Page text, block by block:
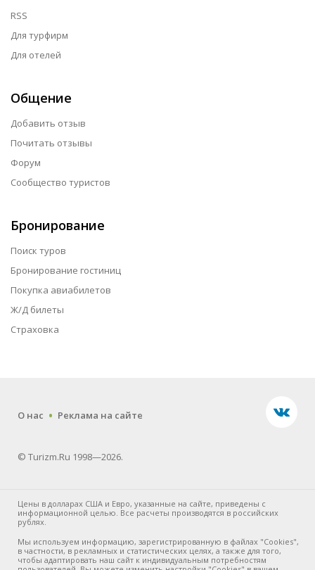
RSS
Для турфирм
Для отелей
Общение
Добавить отзыв
Почитать отзывы
Форум
Сообщество туристов
Бронирование
Поиск туров
Бронирование гостиниц
Покупка авиабилетов
Ж/Д билеты
Страховка
О нас . Реклама на сайте
© Turizm.Ru 1998—2026.
Цены в долларах США и Евро, указанные на сайте, приведены с
информационной целью. Все расчеты производятся в российских
рублях.
Мы используем информацию, зарегистрированную в файлах "Cookies",
в частности, в рекламных и статистических целях, а также для того,
чтобы адаптировать наш сайт к индивидуальным потребностям